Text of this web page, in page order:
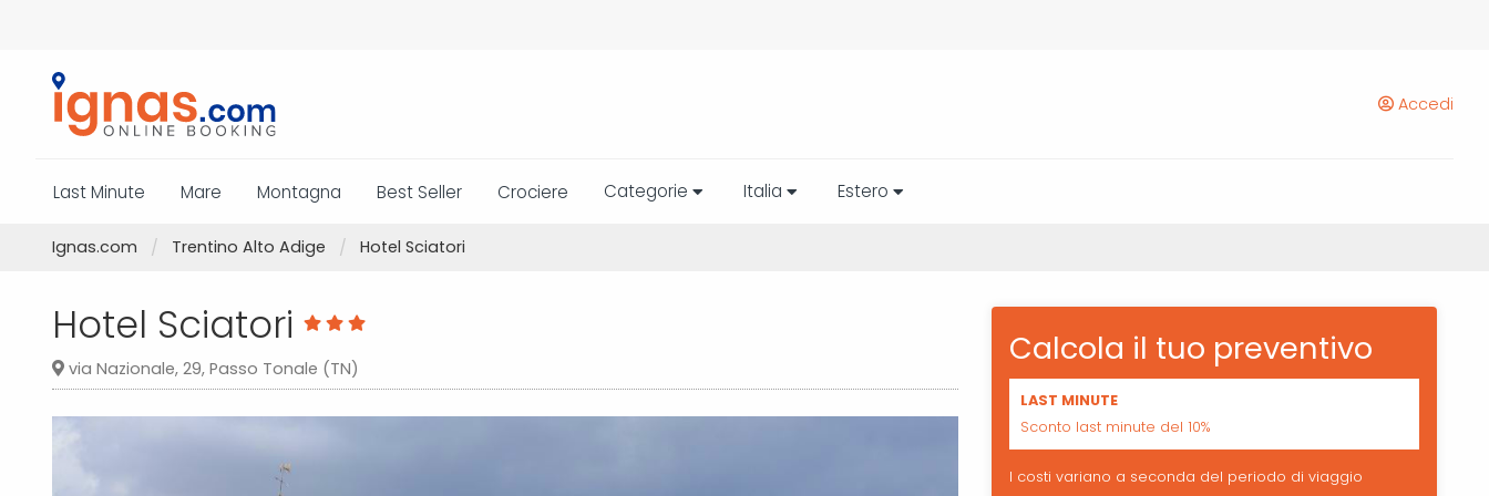
Accedi
Last Minute Mare Montagna Best Seller Crociere Categorie Italia Estero
Ignas.com Trentino Alto Adige Hotel Sciatori
Hotel Sciatori
via Nazionale, 29, Passo Tonale (TN) Calcola il tuo preventivo
LAST MINUTE
Sconto last minute del 10%
I costi variano a seconda del periodo di viaggio